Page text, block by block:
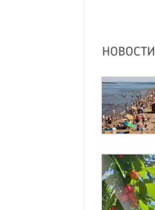
НОВОСТИ